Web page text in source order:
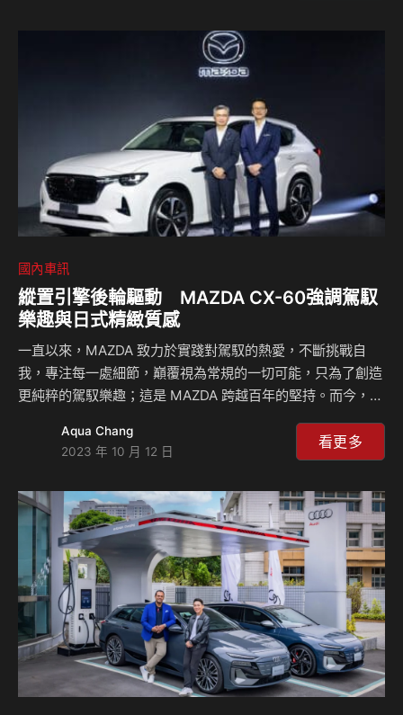
之間游刃有餘的姿態，完美詮釋 Luna 代表的當代女性精神。
Gogoro Luna 售價 $83,980，扣除補助後最低 $34,680 即
國內車訊
縱置引擎後輪驅動 MAZDA CX-60強調駕馭
樂趣與日式精緻質感
一直以來，MAZDA 致力於實踐對駕馭的熱愛，不斷挑戰自
我，專注每一處細節，巔覆視為常規的一切可能，只為了創造
更純粹的駕馭樂趣；這是 MAZDA 跨越百年的堅持。而今，嶄
術打造出首款代表作 ALL-NEW MAZDA CX-60，不僅為同級
唯一縱置引擎後輪驅動 SUV，結合優雅細膩的日式造車工藝
Large Product Group 縱置後驅平台技術運用於 SUV；前獨
立雙 A 臂、後獨立多連桿的配置提供絕佳車身動態表現，前所
未見的駕馭體驗將再次席捲台灣休旅車市場。…
Aqua Chang
2023 年 10 月 12 日
看更多